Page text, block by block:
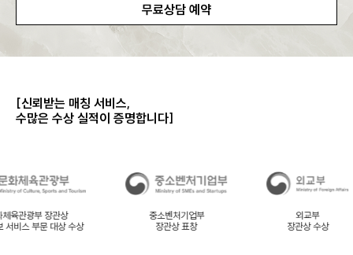
무료상담 예약
[신뢰받는 매칭 서비스,
수많은 수상 실적이 증명합니다]
체육관광부 장관상
서비스 부문 대상 수상
중소벤처기업부
장관상 표창
외교부
장관상 수상